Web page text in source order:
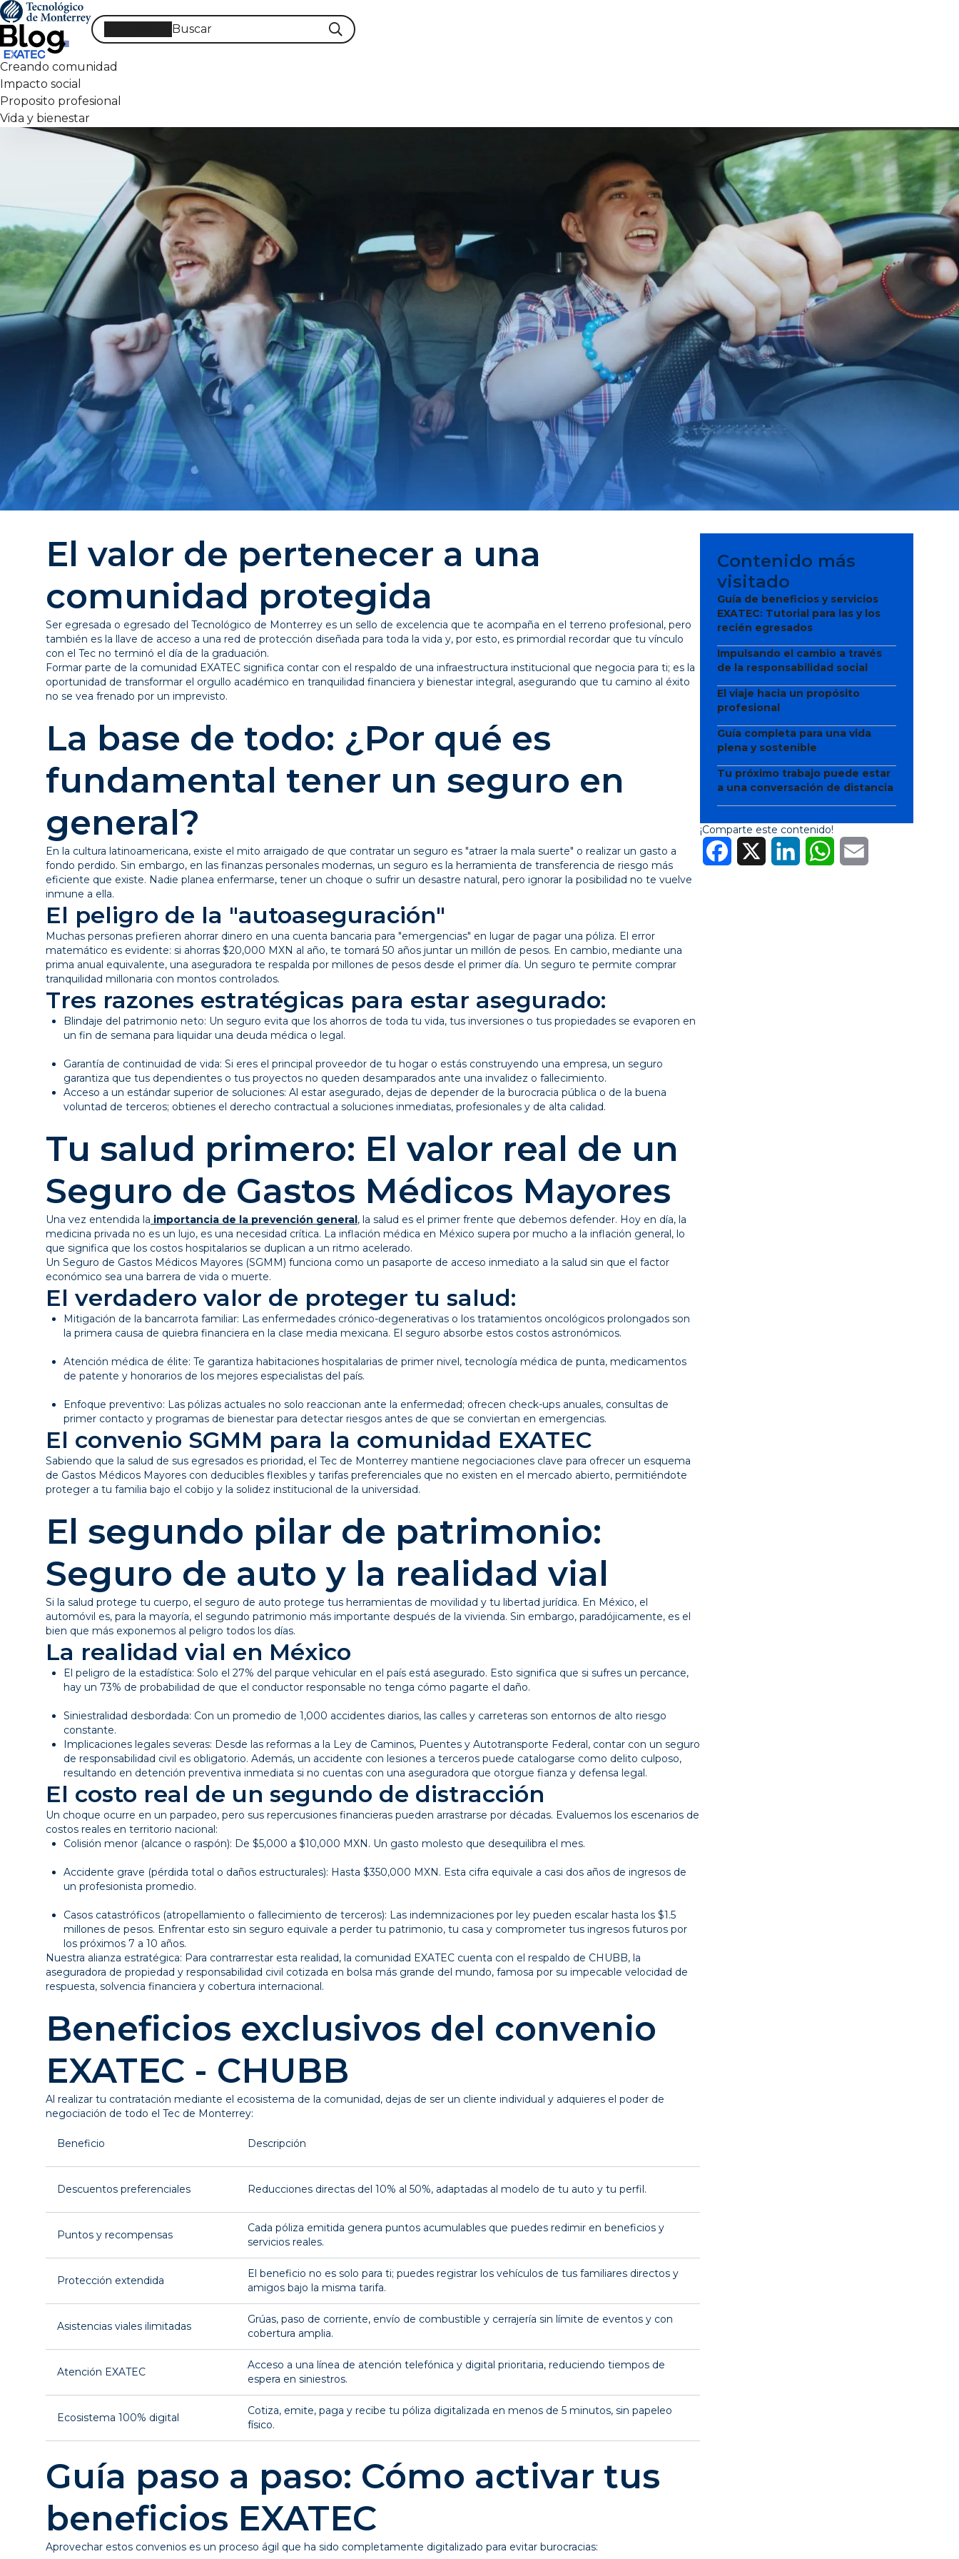
Pasar
al
contenido
principal
Creando comunidad
Impacto social
Proposito profesional
Vida y bienestar
El valor de pertenecer a una
comunidad protegida
Ser egresada o egresado del Tecnológico de Monterrey es un sello de excelencia que te acompaña en el terreno profesional, pero
también es la llave de acceso a una red de protección diseñada para toda la vida y, por esto, es primordial recordar que tu vínculo
con el Tec no terminó el día de la graduación.
Formar parte de la comunidad EXATEC significa contar con el respaldo de una infraestructura institucional que negocia para ti; es la
oportunidad de transformar el orgullo académico en tranquilidad financiera y bienestar integral, asegurando que tu camino al éxito
no se vea frenado por un imprevisto.
La base de todo: ¿Por qué es
fundamental tener un seguro en
general?
En la cultura latinoamericana, existe el mito arraigado de que contratar un seguro es "atraer la mala suerte" o realizar un gasto a
fondo perdido. Sin embargo, en las finanzas personales modernas, un seguro es la herramienta de transferencia de riesgo más
eficiente que existe. Nadie planea enfermarse, tener un choque o sufrir un desastre natural, pero ignorar la posibilidad no te vuelve
inmune a ella.
El peligro de la "autoaseguración"
Muchas personas prefieren ahorrar dinero en una cuenta bancaria para "emergencias" en lugar de pagar una póliza. El error
matemático es evidente: si ahorras $20,000 MXN al año, te tomará 50 años juntar un millón de pesos. En cambio, mediante una
prima anual equivalente, una aseguradora te respalda por millones de pesos desde el primer día. Un seguro te permite comprar
tranquilidad millonaria con montos controlados.
Tres razones estratégicas para estar asegurado:
Blindaje del patrimonio neto: Un seguro evita que los ahorros de toda tu vida, tus inversiones o tus propiedades se evaporen en
un fin de semana para liquidar una deuda médica o legal.
Garantía de continuidad de vida: Si eres el principal proveedor de tu hogar o estás construyendo una empresa, un seguro
garantiza que tus dependientes o tus proyectos no queden desamparados ante una invalidez o fallecimiento.
Acceso a un estándar superior de soluciones: Al estar asegurado, dejas de depender de la burocracia pública o de la buena
voluntad de terceros; obtienes el derecho contractual a soluciones inmediatas, profesionales y de alta calidad.
Tu salud primero: El valor real de un
Seguro de Gastos Médicos Mayores
Una vez entendida la importancia de la prevención general, la salud es el primer frente que debemos defender. Hoy en día, la
medicina privada no es un lujo, es una necesidad crítica. La inflación médica en México supera por mucho a la inflación general, lo
que significa que los costos hospitalarios se duplican a un ritmo acelerado.
Un Seguro de Gastos Médicos Mayores (SGMM) funciona como un pasaporte de acceso inmediato a la salud sin que el factor
económico sea una barrera de vida o muerte.
El verdadero valor de proteger tu salud:
Mitigación de la bancarrota familiar: Las enfermedades crónico-degenerativas o los tratamientos oncológicos prolongados son
la primera causa de quiebra financiera en la clase media mexicana. El seguro absorbe estos costos astronómicos.
Atención médica de élite: Te garantiza habitaciones hospitalarias de primer nivel, tecnología médica de punta, medicamentos
de patente y honorarios de los mejores especialistas del país.
Enfoque preventivo: Las pólizas actuales no solo reaccionan ante la enfermedad; ofrecen check-ups anuales, consultas de
primer contacto y programas de bienestar para detectar riesgos antes de que se conviertan en emergencias.
El convenio SGMM para la comunidad EXATEC
Sabiendo que la salud de sus egresados es prioridad, el Tec de Monterrey mantiene negociaciones clave para ofrecer un esquema
de Gastos Médicos Mayores con deducibles flexibles y tarifas preferenciales que no existen en el mercado abierto, permitiéndote
proteger a tu familia bajo el cobijo y la solidez institucional de la universidad.
El segundo pilar de patrimonio:
Seguro de auto y la realidad vial
Si la salud protege tu cuerpo, el seguro de auto protege tus herramientas de movilidad y tu libertad jurídica. En México, el
automóvil es, para la mayoría, el segundo patrimonio más importante después de la vivienda. Sin embargo, paradójicamente, es el
bien que más exponemos al peligro todos los días.
La realidad vial en México
El peligro de la estadística: Solo el 27% del parque vehicular en el país está asegurado. Esto significa que si sufres un percance,
hay un 73% de probabilidad de que el conductor responsable no tenga cómo pagarte el daño.
Siniestralidad desbordada: Con un promedio de 1,000 accidentes diarios, las calles y carreteras son entornos de alto riesgo
constante.
Implicaciones legales severas: Desde las reformas a la Ley de Caminos, Puentes y Autotransporte Federal, contar con un seguro
de responsabilidad civil es obligatorio. Además, un accidente con lesiones a terceros puede catalogarse como delito culposo,
resultando en detención preventiva inmediata si no cuentas con una aseguradora que otorgue fianza y defensa legal.
El costo real de un segundo de distracción
Un choque ocurre en un parpadeo, pero sus repercusiones financieras pueden arrastrarse por décadas. Evaluemos los escenarios de
costos reales en territorio nacional:
Colisión menor (alcance o raspón): De $5,000 a $10,000 MXN. Un gasto molesto que desequilibra el mes.
Accidente grave (pérdida total o daños estructurales): Hasta $350,000 MXN. Esta cifra equivale a casi dos años de ingresos de
un profesionista promedio.
Casos catastróficos (atropellamiento o fallecimiento de terceros): Las indemnizaciones por ley pueden escalar hasta los $1.5
millones de pesos. Enfrentar esto sin seguro equivale a perder tu patrimonio, tu casa y comprometer tus ingresos futuros por
los próximos 7 a 10 años.
Nuestra alianza estratégica: Para contrarrestar esta realidad, la comunidad EXATEC cuenta con el respaldo de CHUBB, la
aseguradora de propiedad y responsabilidad civil cotizada en bolsa más grande del mundo, famosa por su impecable velocidad de
respuesta, solvencia financiera y cobertura internacional.
Beneficios exclusivos del convenio
EXATEC - CHUBB
Al realizar tu contratación mediante el ecosistema de la comunidad, dejas de ser un cliente individual y adquieres el poder de
negociación de todo el Tec de Monterrey:
Beneficio Descripción
Descuentos preferenciales Reducciones directas del 10% al 50%, adaptadas al modelo de tu auto y tu perfil.
Puntos y recompensas
Cada póliza emitida genera puntos acumulables que puedes redimir en beneficios y
servicios reales.
Protección extendida
El beneficio no es solo para ti; puedes registrar los vehículos de tus familiares directos y
amigos bajo la misma tarifa.
Asistencias viales ilimitadas
Grúas, paso de corriente, envío de combustible y cerrajería sin límite de eventos y con
cobertura amplia.
Atención EXATEC
Acceso a una línea de atención telefónica y digital prioritaria, reduciendo tiempos de
espera en siniestros.
Ecosistema 100% digital
Cotiza, emite, paga y recibe tu póliza digitalizada en menos de 5 minutos, sin papeleo
físico.
Guía paso a paso: Cómo activar tus
beneficios EXATEC
Aprovechar estos convenios es un proceso ágil que ha sido completamente digitalizado para evitar burocracias:
Contenido más
visitado
Guía de beneficios y servicios
EXATEC: Tutorial para las y los
recién egresados
Impulsando el cambio a través
de la responsabilidad social
El viaje hacia un propósito
profesional
Guía completa para una vida
plena y sostenible
Tu próximo trabajo puede estar
a una conversación de distancia
¡Comparte este contenido!
Facebook LinkedInWhatsApp